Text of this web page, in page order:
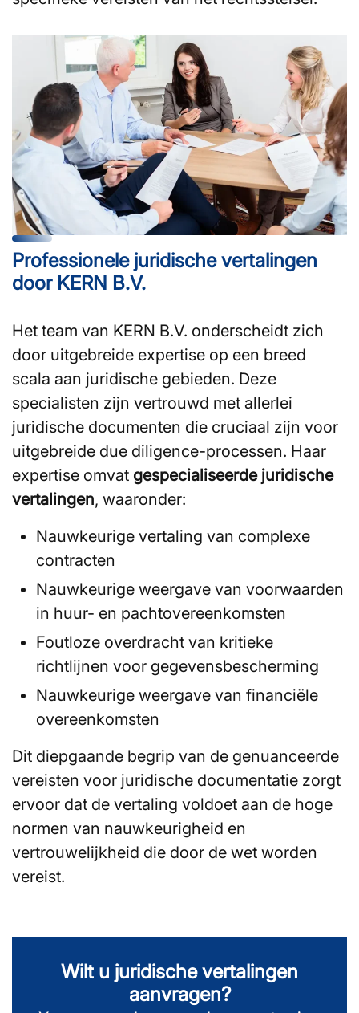
Professionele juridische vertalingen
door KERN B.V.
Het team van KERN B.V. onderscheidt zich
door uitgebreide expertise op een breed
scala aan juridische gebieden. Deze
specialisten zijn vertrouwd met allerlei
juridische documenten die cruciaal zijn voor
uitgebreide due diligence-processen. Haar
expertise omvat gespecialiseerde juridische
vertalingen, waaronder:
Nauwkeurige vertaling van complexe
contracten
Nauwkeurige weergave van voorwaarden
in huur- en pachtovereenkomsten
Foutloze overdracht van kritieke
richtlijnen voor gegevensbescherming
Nauwkeurige weergave van financiële
overeenkomsten
Dit diepgaande begrip van de genuanceerde
vereisten voor juridische documentatie zorgt
ervoor dat de vertaling voldoet aan de hoge
normen van nauwkeurigheid en
vertrouwelijkheid die door de wet worden
vereist.
Wilt u juridische vertalingen
aanvragen?